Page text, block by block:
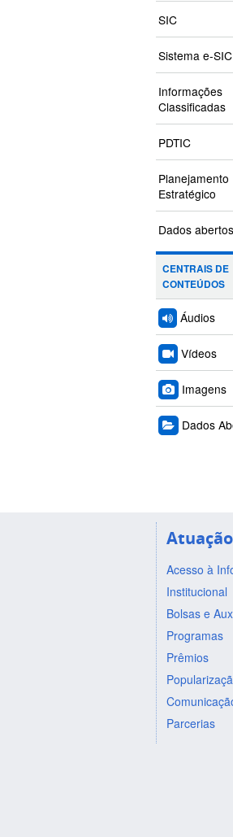
SIC
Sistema e-SIC
Informações
Classificadas
PDTIC
Planejamento
Estratégico
Dados abertos
CENTRAIS DE
CONTEÚDOS
Áudios
Vídeos
Imagens
Dados
Atuação
Acesso à
Institucional
Bolsas e
Programas
Prêmios
Parcerias